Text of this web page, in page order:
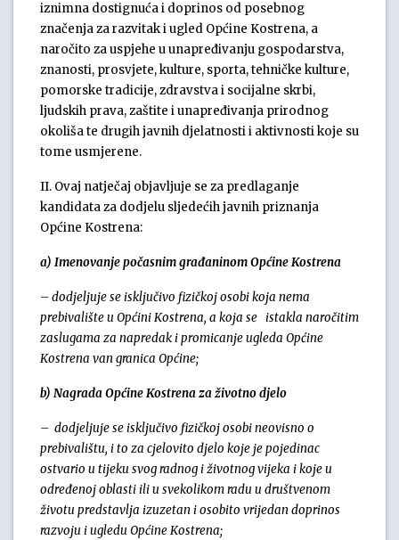
iznimna dostignuća i doprinos od posebnog
značenja za razvitak i ugled Općine Kostrena, a
naročito za uspjehe u unapređivanju gospodarstva,
znanosti, prosvjete, kulture, sporta, tehničke kulture,
pomorske tradicije, zdravstva i socijalne skrbi,
ljudskih prava, zaštite i unapređivanja prirodnog
okoliša te drugih javnih djelatnosti i aktivnosti koje su
tome usmjerene.
II. Ovaj natječaj objavljuje se za predlaganje
kandidata za dodjelu sljedećih javnih priznanja
Općine Kostrena:
a) Imenovanje počasnim građaninom Općine Kostrena
– dodjeljuje se isključivo fizičkoj osobi koja nema
prebivalište u Općini Kostrena, a koja se istakla naročitim
zaslugama za napredak i promicanje ugleda Općine
Kostrena van granica Općine;
b) Nagrada Općine Kostrena za životno djelo
– dodjeljuje se isključivo fizičkoj osobi neovisno o
prebivalištu, i to za cjelovito djelo koje je pojedinac
ostvario u tijeku svog radnog i životnog vijeka i koje u
određenoj oblasti ili u svekolikom radu u društvenom
životu predstavlja izuzetan i osobito vrijedan doprinos
razvoju i ugledu Općine Kostrena;